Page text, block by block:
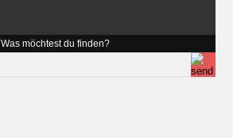
Was möchtest du finden?